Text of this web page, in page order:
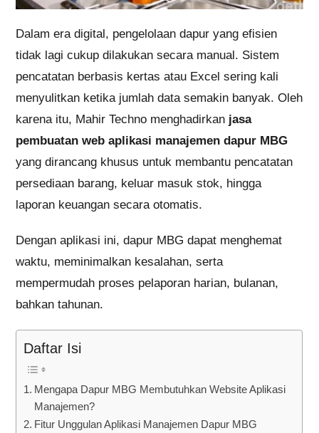
Dalam era digital, pengelolaan dapur yang efisien
tidak lagi cukup dilakukan secara manual. Sistem
pencatatan berbasis kertas atau Excel sering kali
menyulitkan ketika jumlah data semakin banyak. Oleh
karena itu, Mahir Techno menghadirkan jasa
pembuatan web aplikasi manajemen dapur MBG
yang dirancang khusus untuk membantu pencatatan
persediaan barang, keluar masuk stok, hingga
laporan keuangan secara otomatis.
Dengan aplikasi ini, dapur MBG dapat menghemat
waktu, meminimalkan kesalahan, serta
mempermudah proses pelaporan harian, bulanan,
bahkan tahunan.
Daftar Isi
Mengapa Dapur MBG Membutuhkan Website Aplikasi
Manajemen?
Fitur Unggulan Aplikasi Manajemen Dapur MBG